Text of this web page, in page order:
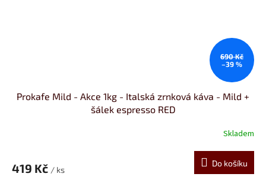
690 Kč
–39 %
Prokafe Mild - Akce 1kg - Italská zrnková káva - Mild +
šálek espresso RED
je
Skladem
419 Kč / ks
Do košíku